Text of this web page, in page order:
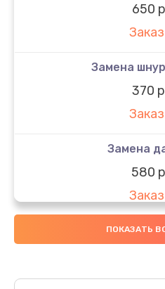
650
Замена
370
Замена
580
ПОКАЗАТЬ